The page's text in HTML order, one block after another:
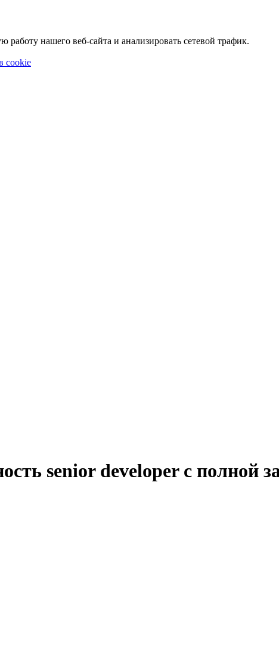
нашего веб-сайта и анализировать сетевой трафик.
cookie
senior developer с полной